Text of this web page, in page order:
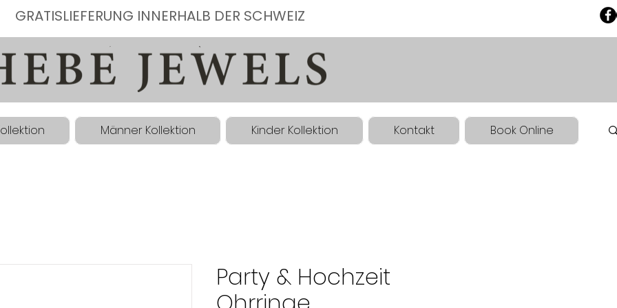
GRATISLIEFERUNG INNERHALB DER SCHWEIZ
Männer Kollektion Kinder Kollektion Kontakt Book Online
Party & Hochzeit